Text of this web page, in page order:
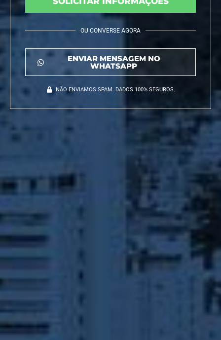
OU CONVERSE AGORA
ENVIAR MENSAGEM NO
WHATSAPP
NÃO ENVIAMOS SPAM. DADOS 100% SEGUROS.